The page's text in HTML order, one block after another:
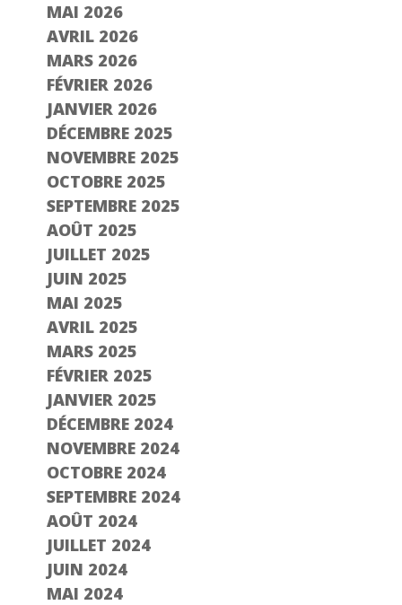
MAI 2026
AVRIL 2026
MARS 2026
FÉVRIER 2026
JANVIER 2026
DÉCEMBRE 2025
NOVEMBRE 2025
OCTOBRE 2025
SEPTEMBRE 2025
AOÛT 2025
JUILLET 2025
JUIN 2025
MAI 2025
AVRIL 2025
MARS 2025
FÉVRIER 2025
JANVIER 2025
DÉCEMBRE 2024
NOVEMBRE 2024
OCTOBRE 2024
SEPTEMBRE 2024
AOÛT 2024
JUILLET 2024
JUIN 2024
MAI 2024